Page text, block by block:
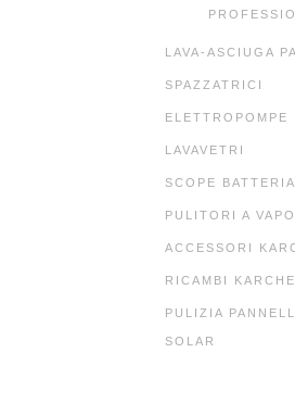
LAVA-ASCIUGA
SPAZZATRICI
ELETTROPOMPE
LAVAVETRI
SCOPE BATTERIA
PULITORI A
ACCESSORI
RICAMBI
PULIZIA
SOLAR